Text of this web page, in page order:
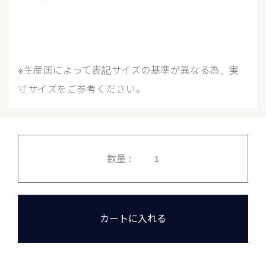
※生産国によって表記サイズの基準が異なる為、実
寸サイズをご参考ください。
数量 :
カートに入れる